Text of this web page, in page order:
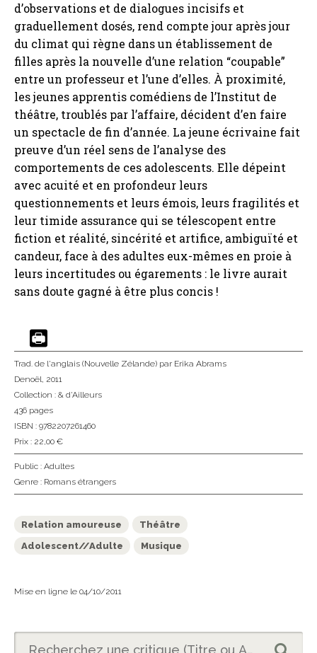
d’observations et de dialogues incisifs et
graduellement dosés, rend compte jour après jour
du climat qui règne dans un établissement de
filles après la nouvelle d’une relation “coupable”
entre un professeur et l’une d’elles. À proximité,
les jeunes apprentis comédiens de l’Institut de
théâtre, troublés par l’affaire, décident d’en faire
un spectacle de fin d’année. La jeune écrivaine fait
preuve d’un réel sens de l’analyse des
comportements de ces adolescents. Elle dépeint
avec acuité et en profondeur leurs
questionnements et leurs émois, leurs fragilités et
leur timide assurance qui se télescopent entre
fiction et réalité, sincérité et artifice, ambiguïté et
candeur, face à des adultes eux-mêmes en proie à
leurs incertitudes ou égarements : le livre aurait
sans doute gagné à être plus concis !
Trad. de l'anglais (Nouvelle Zélande) par Erika Abrams
Denoël, 2011
Collection : & d'Ailleurs
436 pages
ISBN : 9782207261460
Prix : 22,00 €
Public : Adultes
Genre : Romans étrangers
Relation amoureuse
Théâtre
Adolescent//Adulte
Musique
Mise en ligne le 04/10/2011